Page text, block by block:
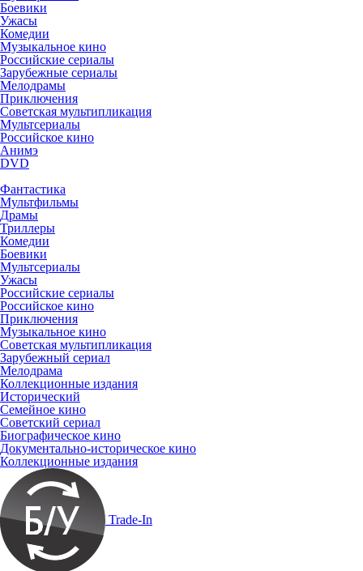
Боевики
Ужасы
Комедии
Музыкальное кино
Российские сериалы
Зарубежные сериалы
Мелодрамы
Приключения
Советская мультипликация
Мультсериалы
Российское кино
Анимэ
DVD
Фантастика
Мультфильмы
Драмы
Триллеры
Комедии
Боевики
Мультсериалы
Ужасы
Российские сериалы
Российское кино
Приключения
Музыкальное кино
Советская мультипликация
Зарубежный сериал
Мелодрама
Коллекционные издания
Исторический
Семейное кино
Советский сериал
Биографическое кино
Документально-историческое кино
Коллекционные издания
Trade-In